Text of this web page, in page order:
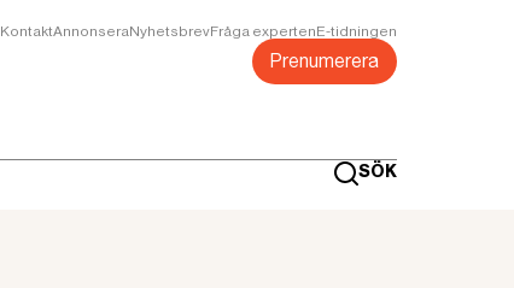
KontaktAnnonseraNyhetsbrevFråga expertenE-tidningen
Prenumerera
SÖK